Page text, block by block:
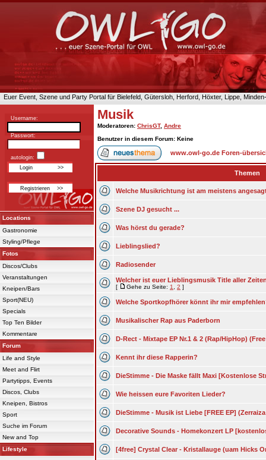
Euer Event, Szene und Party Portal für Bielefeld, Gütersloh, Herford, Höxter, Lippe,
Username:
Passwort:
autologin:
Locations
Gastronomie
Styling/Pflege
Fotos
Discos/Clubs
Veranstaltungen
Kneipen/Bars
Sport(NEU)
Specials
Top Ten Bilder
Kommentare
Forum
Life and Style
Meet and Flirt
Partytipps, Events
Discos, Clubs
Kneipen, Bistros
Sport
Suche im Forum
New and Top
Lifestyle
Musik
Moderatoren: ChrisGT, Andre
Benutzer in diesem Forum: Keine
www.owl-go.de Foren-
Themen
Welche Musikrichtung ist am meistens
Szene DJ gesucht ...
Was hörst du gerade?
Lieblingslied?
Radiosender
Welcher ist euer Lieblingsmusik Title aller
[ Gehe zu Seite: 1 2 ]
Welche Sportkopfhörer könnt ihr mir
Musikalischer Rap aus Paderborn
D-Rect - Mixtape EP Nr.1 & 2 (Rap/HipHop)
Kennt ihr diese Rapperin?
DieStimme - Die Maske fällt Maxi [Kostenlose
Wie heissen eure Favoriten Lieder?
DieStimme - Musik ist Liebe [FREE EP]
Decorative Sounds - Homekonzert LP
[4free] Crystal Clear - Kristallauge (uam Hicks